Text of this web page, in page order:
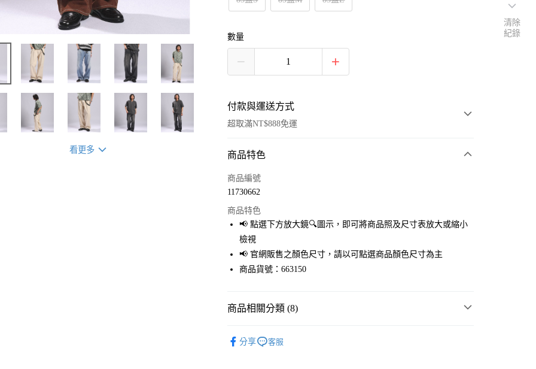
看更多
數量
付款與運送方式
超取滿NT$888免運
付款方式
信用卡一次付款
LINE Pay
Apple Pay
街口支付
Google Pay
商品特色
商品編號
11730662
商品特色
📢 點選下方放大鏡🔍圖示，即可將商品照及尺寸表放大或縮小
檢視
📢 官網販售之顏色尺寸，請以可點選商品顏色尺寸為主
商品貨號：663150
商品相關分類 (8)
分享 客服
清除
紀錄